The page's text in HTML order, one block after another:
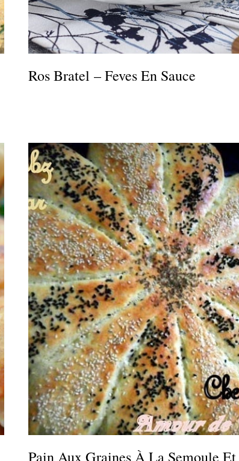
Ros Bratel – Feves En Sauce
Pain Aux Graines À La Semoule Et